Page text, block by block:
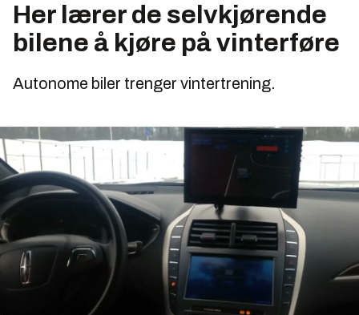
Her lærer de selvkjørende
bilene å kjøre på vinterføre
Autonome biler trenger vintertrening.